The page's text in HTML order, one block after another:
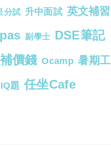
分試 升中面試 英文補習
副學士 DSE筆記
價錢 Ocamp 暑期工
IQ題 任坐Cafe